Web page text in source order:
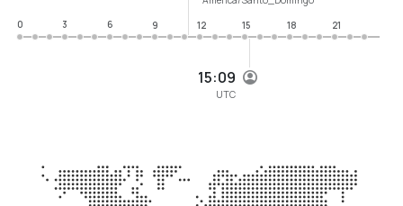
15:09
UTC
0
3 6 9 12 15 18 21